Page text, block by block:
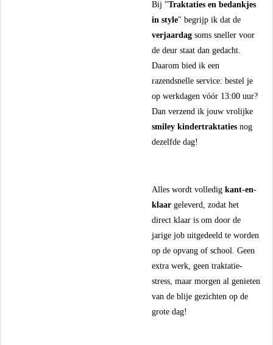
​Bij "Traktaties en bedankjes
in style" begrijp ik dat de
verjaardag soms sneller voor
de deur staat dan gedacht.
Daarom bied ik een
razendsnelle service: bestel je
op werkdagen vóór 13:00 uur?
Dan verzend ik jouw vrolijke
smiley kindertraktaties nog
dezelfde dag!
​Alles wordt volledig kant-en-
klaar geleverd, zodat het
direct klaar is om door de
jarige job uitgedeeld te worden
op de opvang of school. Geen
extra werk, geen traktatie-
stress, maar morgen al genieten
van de blije gezichten op de
grote dag!